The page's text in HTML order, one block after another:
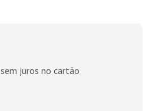
sem juros no cartão